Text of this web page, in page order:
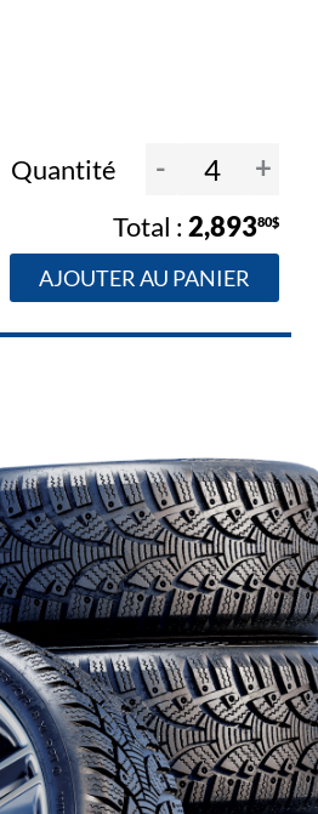
Quantité - +
2,89380$
AJOUTER AU PANIER